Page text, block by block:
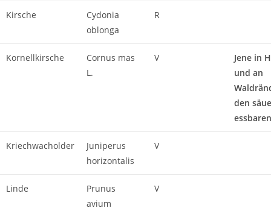
Kirsche
Cydonia
oblonga
R
Kornellkirsche
Cornus mas
L.
V
Jene in
und an
den
Kriechwacholder
Juniperus
horizontalis
V
Linde
Prunus
avium
V